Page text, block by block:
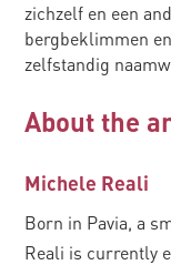
zichzelf en een
bergbeklimmen
zelfstandig
About the
Michele Reali
Born in Pavia, a
Reali is currently